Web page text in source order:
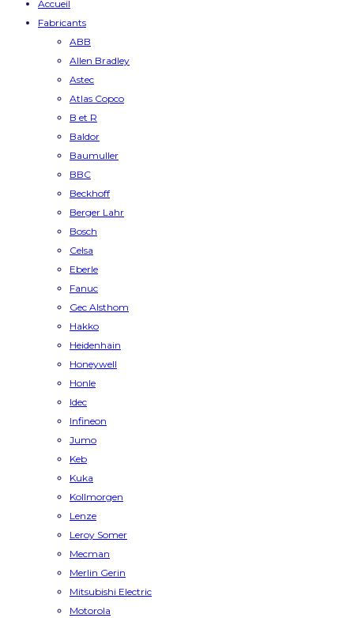
Accueil
Fabricants
ABB
Allen Bradley
Astec
Atlas Copco
B et R
Baldor
Baumuller
BBC
Beckhoff
Berger Lahr
Bosch
Celsa
Eberle
Fanuc
Gec Alsthom
Hakko
Heidenhain
Honeywell
Honle
Idec
Infineon
Jumo
Keb
Kuka
Kollmorgen
Lenze
Leroy Somer
Mecman
Merlin Gerin
Mitsubishi Electric
Motorola